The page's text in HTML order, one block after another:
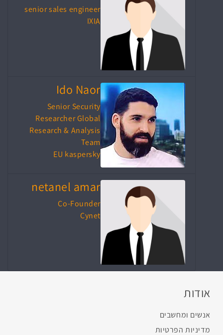
senior sales engineer
IXIA
Ido Naor
Senior Security
Researcher Global
Research & Analysis
Team
EU kaspersky
netanel amar
Co-Founder
Cynet
אודות
אנשים ומחשבים
מדיניות הפרטיות